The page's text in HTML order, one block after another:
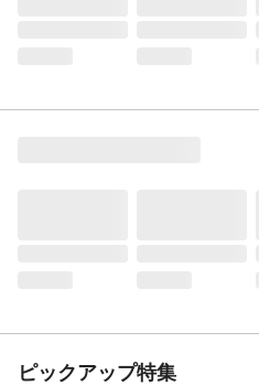
ピックアップ特集